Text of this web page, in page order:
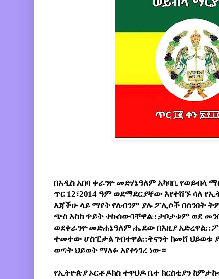
በአዲስ አበባ ቀራንዮ መድሃኔዓለም አካባቢ የወይብላ
ጥር 12፣2014 ዓም ወደማደርያቸው እየተሸኙ ሳለ
እጃችሁ ላይ ማየት የለብንም ያሉ ፖሊሶች በሰንበት
ጭስ እስከ ጥይት ተኩሰውባቸዋል::ታቦታቱም ወደ
ወደቀራንዮ መድሐኔዓለም ሔደው በእዚያ
ተመተው ሆስፒታል ገብተዋል::ትናንት ከመሸ ህይወቱ
ወጣት ህይወት ማለፉ እየተነገረ ነው።
የኢትዮጵያ ኦርቶዶክስ ተዋህዶ ቤተ ክርስቲያን